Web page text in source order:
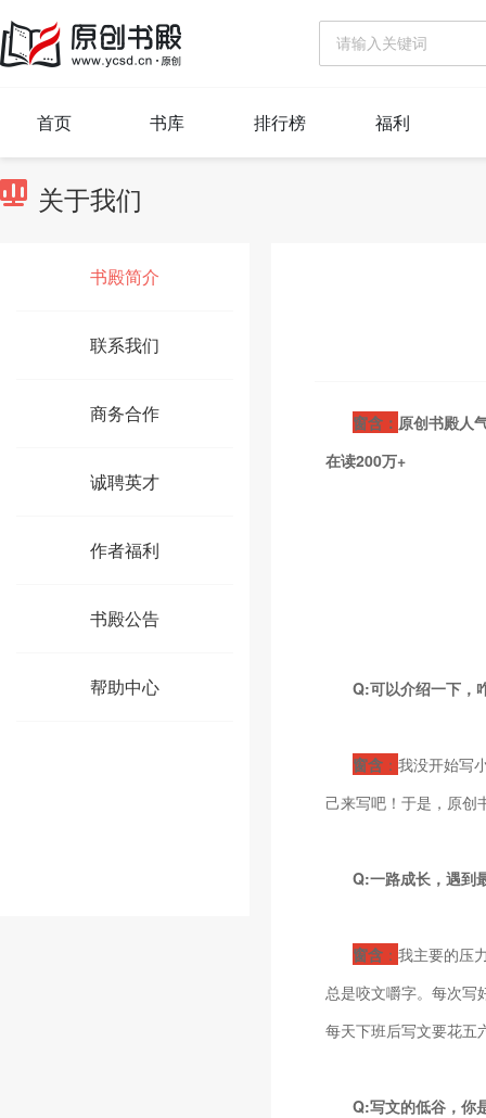
首页 书库 排行榜 福利
关于我们
书殿简介
联系我们
商务合作
诚聘英才
作者福利
书殿公告
帮助中心
窗含 ： 原创书殿人
在读200万+
Q:可以介绍一下，
窗含 ： 我没开始写
己来写吧！于是，原创
Q:一路成长，遇到
窗含 ： 我主要的压
总是咬文嚼字。每次写
每天下班后写文要花五
Q:写文的低谷，你